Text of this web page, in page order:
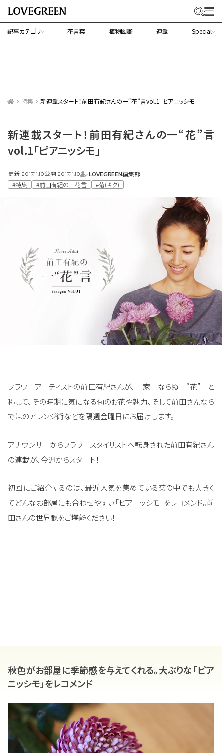
記事カテゴリ 花言葉 植物図鑑 連載 Special
特集 新連載スタート！前田有紀さんの一“花”言vol.1「ピアニッシモ」
新連載スタート！前田有紀さんの一“花”言
vol.1「ピアニッシモ」
更新 2017.11.10公開 2017.11.10
LOVEGREEN編集部
#特集
#前田有紀の一花言 #菊(キク)
フラワーアーティストの前田有紀さんが、一家言ならぬ一“花”言と
称して、その時期に気になる旬のお花や魅力、そして前田さんなら
ではのアレンジ術などを隔週金曜日にお届けします。
アナウンサーからフラワースタイリストへ転身された前田有紀さん
の連載が、今週からスタート！
初回にご紹介するのは、最近人気を集めている菊の中でも大きく
てどんなお部屋にも合わせやすい「ピアニッシモ」をレコメンド。前
田さんの世界観をご堪能ください！
秋色がお部屋に季節感を与えてくれる。大ぶりな「ピア
ニッシモ」をレコメンド